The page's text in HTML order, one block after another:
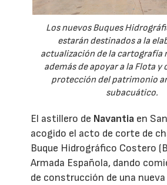
Los nuevos Buques
estarán destinados a la
actualización de la cartografía
además de apoyar a la Flota y
protección del patrimonio
subacuático.
El astillero de Navantia en
acogido el acto de corte de
Buque Hidrográfico Costero
Armada Española, dando
de construcción de una nueva